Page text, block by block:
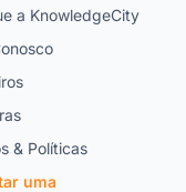
a KnowledgeCity
& Políticas
uma